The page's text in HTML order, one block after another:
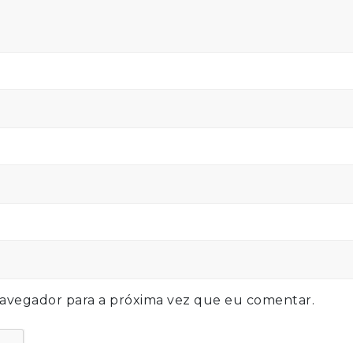
para a próxima vez que eu comentar.